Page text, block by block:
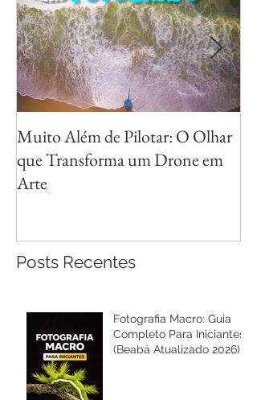
Muito Além de Pilotar: O Olhar
que Transforma um Drone em
Arte
Posts Recentes
Fotografia Macro: Guia
Completo Para Iniciantes
(Beabá Atualizado 2026)